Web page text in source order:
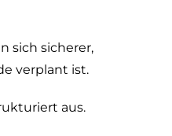
sich sicherer,
verplant ist.
aus.